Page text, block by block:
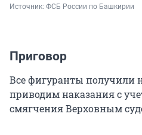
Источник: ФСБ России по Башкирии
Приговор
Все фигуранты получили
приводим наказания с
смягчения Верховным